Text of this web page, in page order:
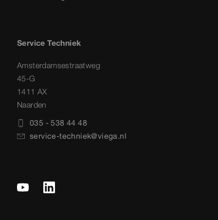
Service Techniek
Amsterdamsestraatweg
45-G
1411 AX
Naarden
035 - 538 44 48
service-techniek@viega.nl